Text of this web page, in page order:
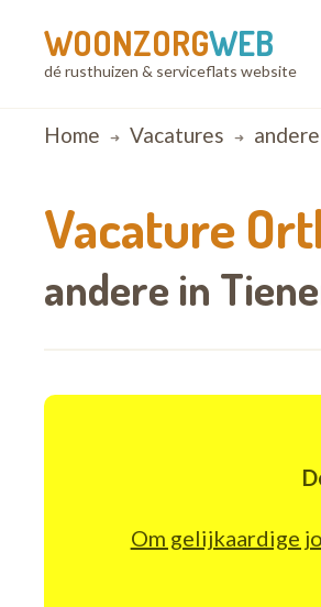
WOONZORGWEB
dé rusthuizen & serviceflats website
Breadcrumb
Home Vacatures andere
Vacature
andere in
Om gelijkaardige